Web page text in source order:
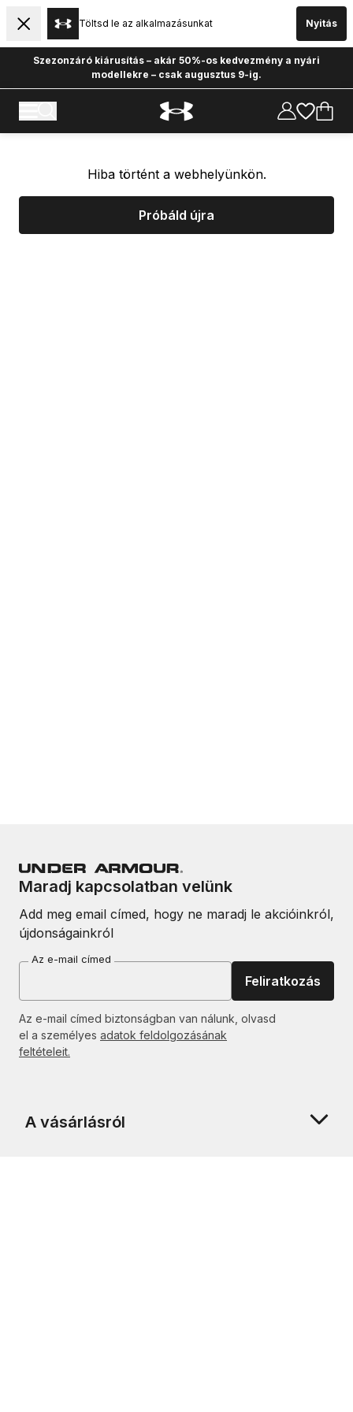
Töltsd le az alkalmazásunkat Nyitás
Szezonzáró kiárusítás – akár 50%-os kedvezmény a nyári
modellekre – csak augusztus 9-ig.
Hiba történt a webhelyünkön.
Próbáld újra
Maradj kapcsolatban velünk
Add meg email címed, hogy ne maradj le akcióinkról,
újdonságainkról
Az e-mail címed
Feliratkozás
Az e-mail címed biztonságban van nálunk, olvasd
el a személyes adatok feldolgozásának
feltételeit.
A vásárlásról